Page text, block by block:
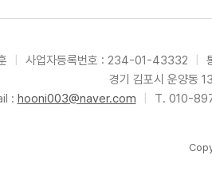
사업자등록번호 : 234-01-43332
경기 김포시 운양동
: hooni003@naver.com T. 010-